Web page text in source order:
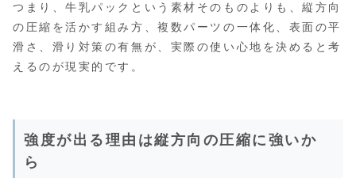
つまり、牛乳パックという素材そのものよりも、縦方向
の圧縮を活かす組み方、複数パーツの一体化、表面の平
滑さ、滑り対策の有無が、実際の使い心地を決めると考
えるのが現実的です。
強度が出る理由は縦方向の圧縮に強いか
ら